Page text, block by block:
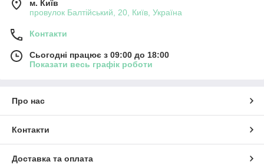
м. Київ
провулок Балтійський, 20, Київ, Україна
Контакти
Сьогодні працює з 09:00 до 18:00
Показати весь графік роботи
Про нас
Контакти
Доставка та оплата